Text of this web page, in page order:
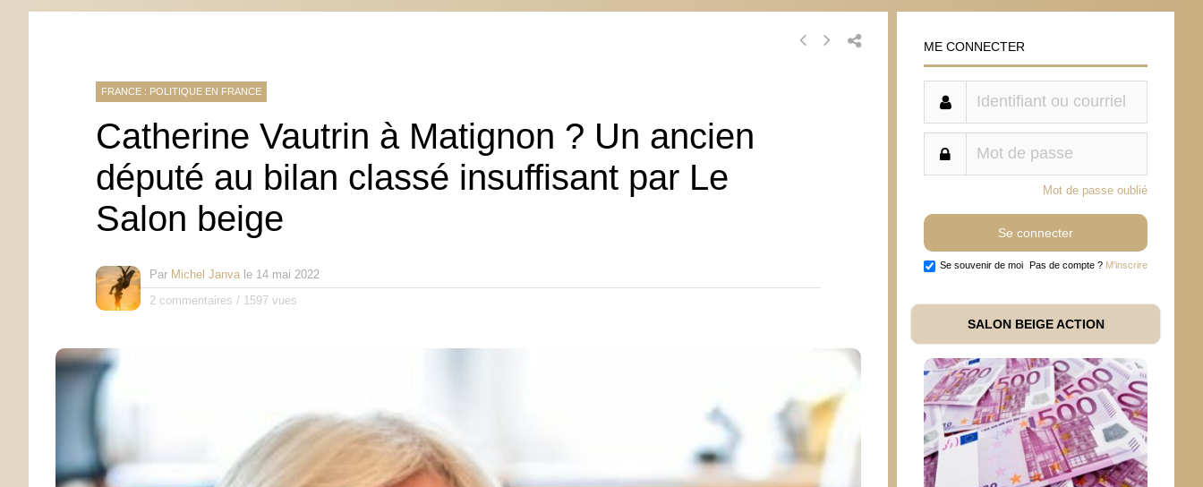
FRANCE : POLITIQUE EN FRANCE
Catherine Vautrin à Matignon ? Un ancien
député au bilan classé insuffisant par Le
Salon beige
Par Michel Janva le 14 mai 2022
2 commentaires / 1597 vues
ME CONNECTER
Mot de passe oublié
Se souvenir de moi Pas de compte ? M'inscrire
SALON BEIGE ACTION